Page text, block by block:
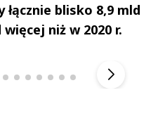
blisko 8,9 mld
niż w 2020 r.